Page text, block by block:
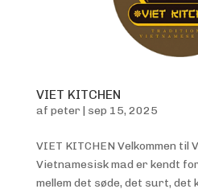
VIET KITCHEN
af peter | sep 15, 2025
VIET KITCHEN Velkommen til
Vietnamesisk mad er kendt
mellem det søde, det surt, det